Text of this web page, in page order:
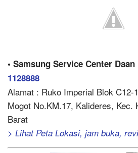
• Samsung Service Center
1128888
Alamat : Ruko Imperial Blok C12-
Mogot No.KM.17, Kalideres, Kec.
Barat
> Lihat Peta Lokasi, jam buka,